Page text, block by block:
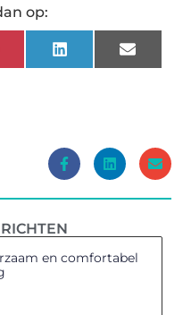
op:
LinkedInEmail
en comfortabel